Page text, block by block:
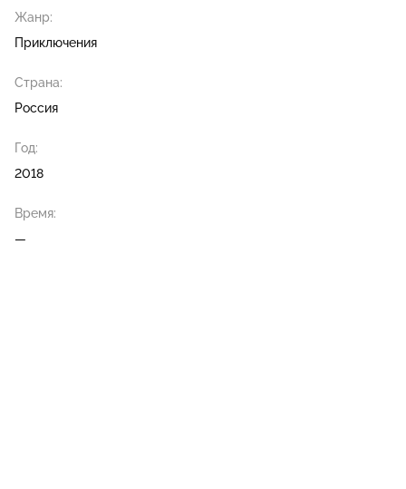
Жанр:
Приключения
Страна:
Россия
Год:
2018
Время:
—